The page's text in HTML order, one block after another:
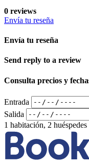
0 reviews
Envía tu reseña
Envía tu reseña
Send reply to a review
Consulta precios y
Entrada
Salida
1 habitación, 2 huéspedes